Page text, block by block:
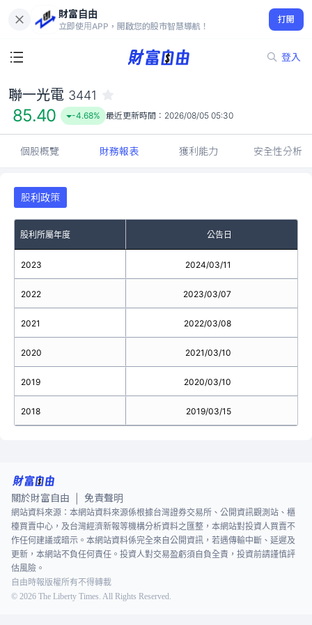
財富自由
立即使用APP，開啟您的股市智慧導航！
打開
登入
85.40
-4.68%
聯一光電 3441
85.40 -4.68% 最近更新時間： 2026/08/05 05:30
個股概覽 財務報表 獲利能力 安全性分析
股利政策
股利所屬年度 公告日
2023
2022
2021
2020
2019
2018
2024/03/11
2023/03/07
2022/03/08
2021/03/10
2020/03/10
2019/03/15
關於財富自由 免責聲明
網站資料來源：本網站資料來源係根據台灣證券交易所、公開資訊觀測站、櫃
檯買賣中心，及台灣經濟新報等機構分析資料之匯整，本網站對投資人買賣不
作任何建議或暗示。本網站資料係完全來自公開資訊，若遇傳輸中斷、延遲及
更新，本網站不負任何責任。投資人對交易盈虧須自負全責，投資前請謹慎評
估風險。
自由時報版權所有不得轉載
© 2026 The Liberty Times. All Rights Reserved.